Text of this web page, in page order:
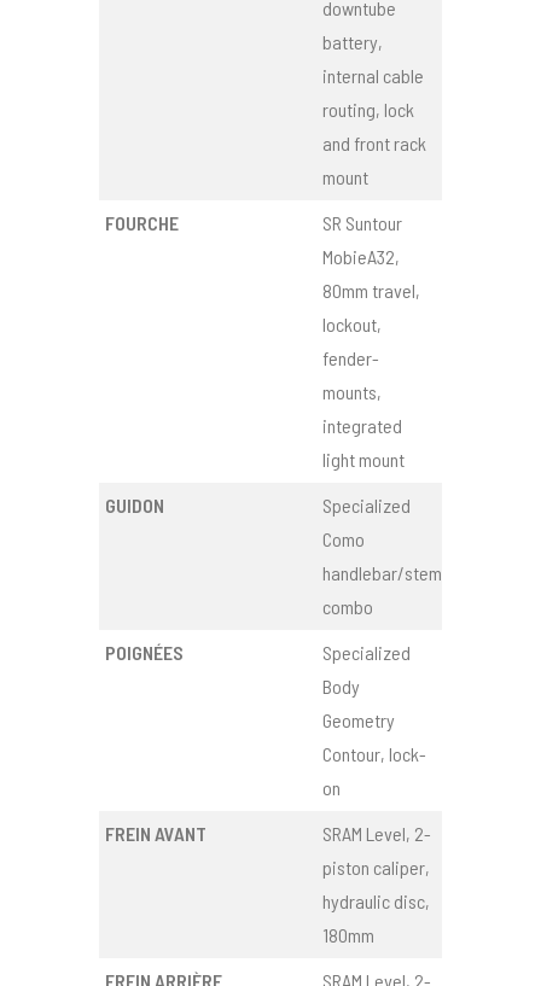
downtube
battery,
internal cable
routing, lock
and front rack
mount
FOURCHE
SR Suntour
MobieA32,
80mm travel,
lockout,
fender-
mounts,
integrated
light mount
GUIDON
Specialized
Como
handlebar/stem
combo
POIGNÉES
Specialized
Body
Geometry
Contour, lock-
on
FREIN AVANT
SRAM Level, 2-
piston caliper,
hydraulic disc,
180mm
FREIN ARRIÈRE
SRAM Level, 2-